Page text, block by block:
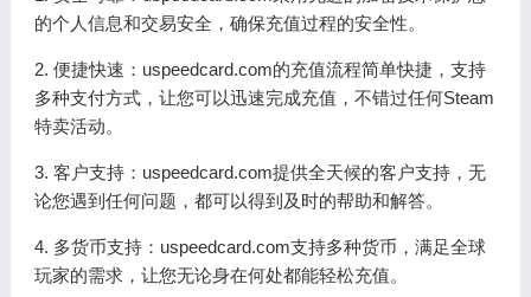
的个人信息和交易安全，确保充值过程的安全性。
2. 便捷快速：uspeedcard.com的充值流程简单快捷，支持
多种支付方式，让您可以迅速完成充值，不错过任何Steam
特卖活动。
3. 客户支持：uspeedcard.com提供全天候的客户支持，无
论您遇到任何问题，都可以得到及时的帮助和解答。
4. 多货币支持：uspeedcard.com支持多种货币，满足全球
玩家的需求，让您无论身在何处都能轻松充值。